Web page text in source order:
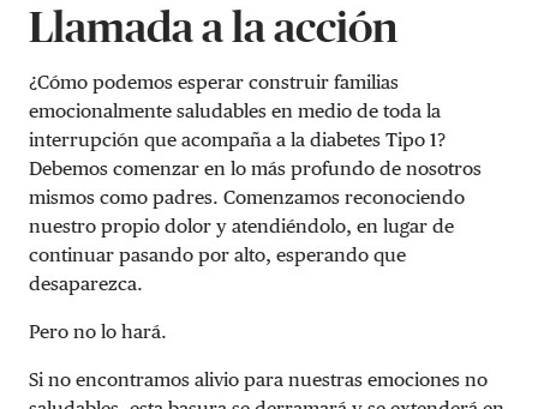
Llamada a la acción
¿Cómo podemos esperar construir familias
emocionalmente saludables en medio de toda la
interrupción que acompaña a la diabetes Tipo 1?
Debemos comenzar en lo más profundo de nosotros
mismos como padres. Comenzamos reconociendo
nuestro propio dolor y atendiéndolo, en lugar de
continuar pasando por alto, esperando que
desaparezca.
Pero no lo hará.
Si no encontramos alivio para nuestras emociones no